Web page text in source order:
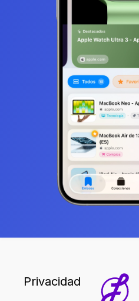
Privacidad